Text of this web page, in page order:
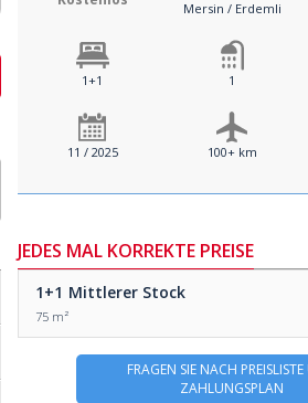
Mersin / Erdemli
1+1 1
11 / 2025 100+ km
JEDES MAL KORREKTE PREISE
1+1 Mittlerer Stock
75 m²
FRAGEN SIE NACH
ZAHLUNGSPLAN